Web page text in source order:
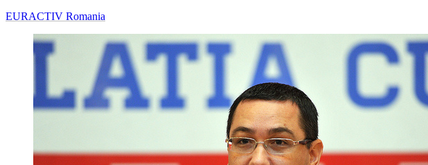
EURACTIV Romania